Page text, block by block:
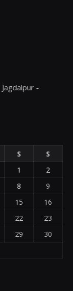
-
S
S
1
2
8
9
15
16
22
23
29
30